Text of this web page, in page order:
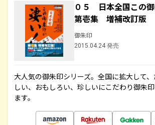
０５ 日本全国この
第壱集 増補改訂版
御朱印
2015.04.24 発売
大人気の御朱印シリーズ。全国に拡大して
しい、おもしろい、珍しいにこだわり御朱
ます。